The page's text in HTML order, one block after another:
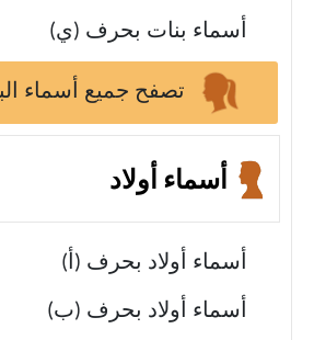
أسماء بنات بحرف (ي)
تصفح جميع أسماء
أسماء أولاد
أسماء أولاد بحرف (أ)
أسماء أولاد بحرف (ب)